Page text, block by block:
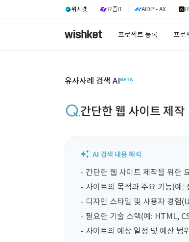
위시켓 요즘IT AIDP - AX
프로젝트 등록 프로
유사사례 검색 AI
간단한 웹 사이트 제작
- 간단한 웹 사이트 제작을 위한
- 사이트의 목적과 주요 기능(예:
- 디자인 스타일 및 사용자 경험
- 필요한 기술 스택(예: HTML,
- 사이트의 예상 일정 및 예산 범